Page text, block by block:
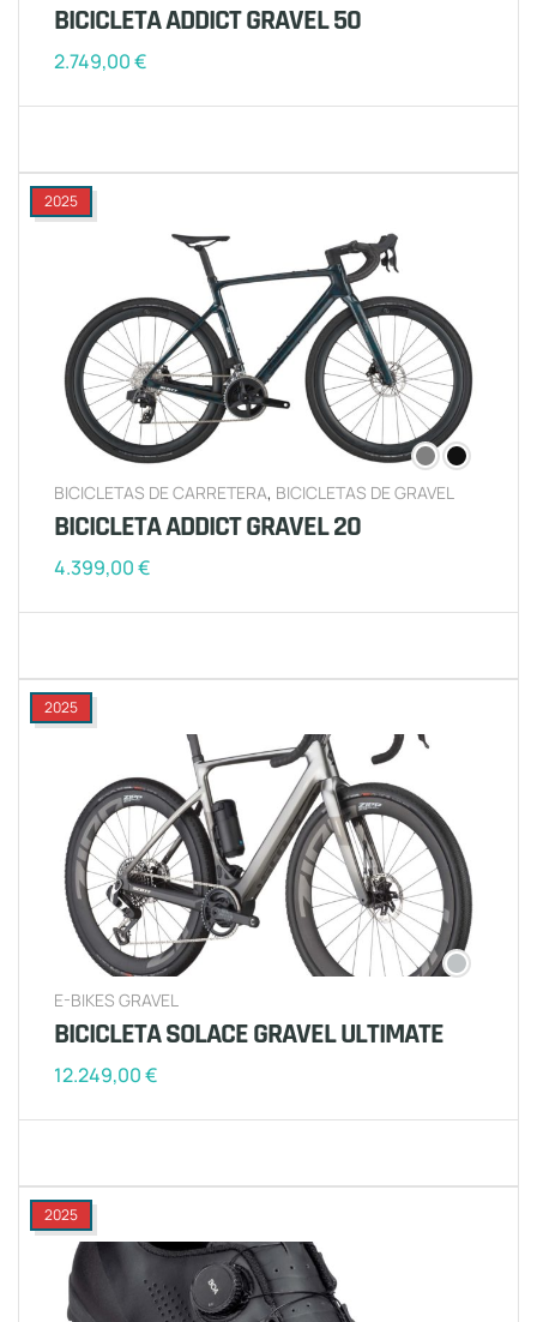
BICICLETA ADDICT GRAVEL 50
2.749,00€
2025
BICICLETAS DE CARRETERA, BICICLETAS DE GRAVEL
BICICLETA ADDICT GRAVEL 20
4.399,00€
2025
E-BIKES GRAVEL
BICICLETA SOLACE GRAVEL ULTIMATE
12.249,00€
2025